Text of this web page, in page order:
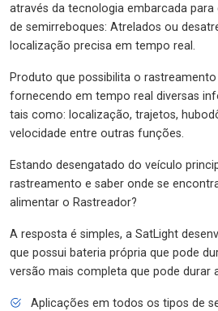
através da tecnologia embarcada
de semirreboques: Atrelados ou
localização precisa em tempo real.
Produto que possibilita o
fornecendo em tempo real diversas
tais como: localização, trajetos,
velocidade entre outras funções.
Estando desengatado do veículo
rastreamento e saber onde se
alimentar o Rastreador?
A resposta é simples, a SatLight
que possui bateria própria que pode
versão mais completa que pode durar
Aplicações em todos os tipos de